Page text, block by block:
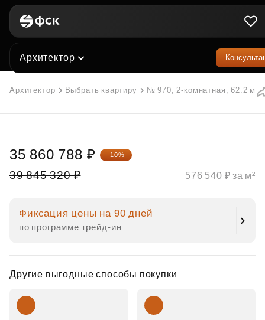
Архитектор
Архитектор Выбрать квартиру № 970, 2-комнатная, 62.2 м²
39 845 320 ₽
35 860 788 ₽ -10%
Фиксация цены на 90 дней
по программе трейд‑ин
Другие выгодные способы покупки
576 540 ₽ за м²